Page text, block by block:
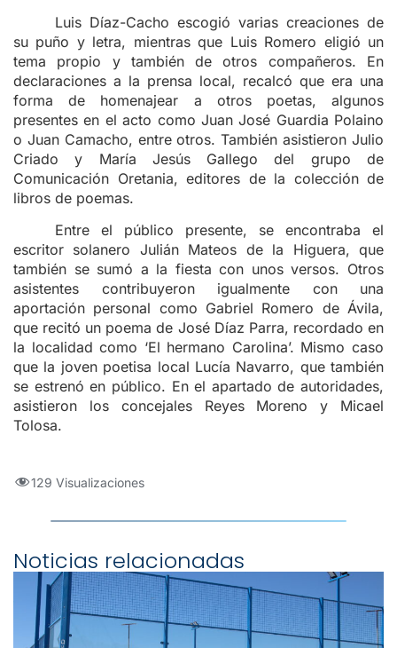
Luis Díaz-Cacho escogió varias creaciones de
su puño y letra, mientras que Luis Romero eligió un
tema propio y también de otros compañeros. En
declaraciones a la prensa local, recalcó que era una
forma de homenajear a otros poetas, algunos
presentes en el acto como Juan José Guardia Polaino
o Juan Camacho, entre otros. También asistieron Julio
Criado y María Jesús Gallego del grupo de
Comunicación Oretania, editores de la colección de
libros de poemas.
Entre el público presente, se encontraba el
escritor solanero Julián Mateos de la Higuera, que
también se sumó a la fiesta con unos versos. Otros
asistentes contribuyeron igualmente con una
aportación personal como Gabriel Romero de Ávila,
que recitó un poema de José Díaz Parra, recordado en
la localidad como ‘El hermano Carolina’. Mismo caso
que la joven poetisa local Lucía Navarro, que también
se estrenó en público. En el apartado de autoridades,
asistieron los concejales Reyes Moreno y Micael
Tolosa.
129 Visualizaciones
Noticias relacionadas